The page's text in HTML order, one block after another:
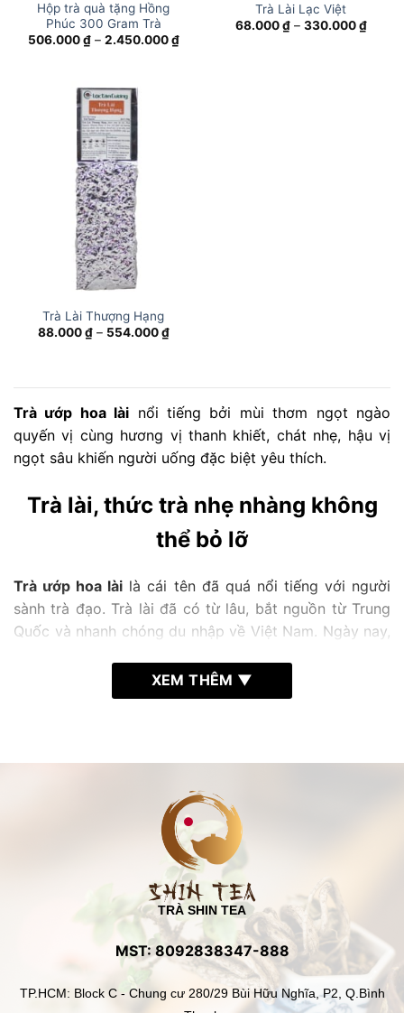
Hộp trà quà tặng Hồng
Phúc 300 Gram Trà
506.000₫ – 2.450.000₫Khoảng
giá:
Trà Lài Lạc Việt
68.000₫ – 330.000₫
giá:
Trà Lài Thượng Hạng
88.000₫ – 554.000₫Khoảng
giá:
554.000 ₫
Trà ướp hoa lài nổi tiếng bởi mùi thơm ngọt ngào
quyến vị cùng hương vị thanh khiết, chát nhẹ, hậu vị
ngọt sâu khiến người uống đặc biệt yêu thích.
Trà lài, thức trà nhẹ nhàng không
thể bỏ lỡ
Trà ướp hoa lài là cái tên đã quá nổi tiếng với người
sành trà đạo. Trà lài đã có từ lâu, bắt nguồn từ Trung
Quốc và nhanh chóng du nhập về Việt Nam. Ngày nay,
trà lài có gì đặc biệt? Chúng có tốt cho sức khỏe
người dùng khi uống thường xuyên hay không?
XEM THÊM ▼
TRÀ SHIN TEA
MST: 8092838347-888
TP.HCM: Block C - Chung cư 280/29 Bùi Hữu Nghĩa, P2, Q.Bình